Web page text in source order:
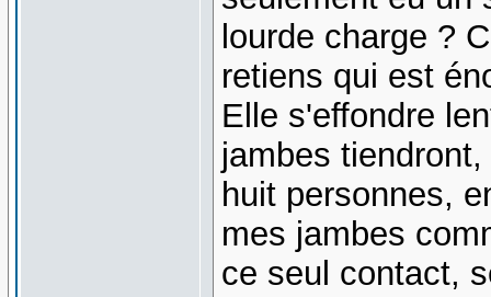
lourde charge ?
retiens qui est
Elle s'effondre
jambes
huit personnes,
mes jambes
ce seul contact,